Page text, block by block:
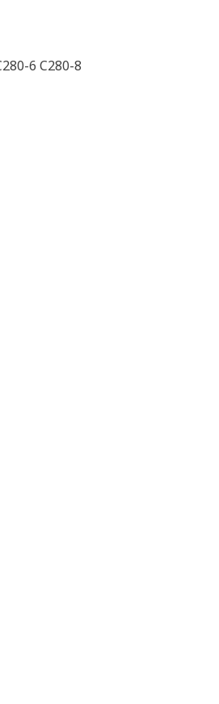
6 C280-8